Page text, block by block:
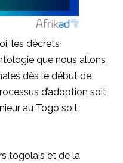
les décrets
que nous allons
dès le début de
d’adoption soit
au Togo soit
togolais et de la